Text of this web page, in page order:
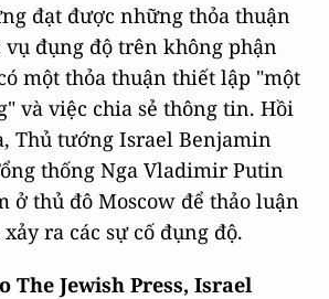
đạt được những thỏa thuận
đụng độ trên không phận
một thỏa thuận thiết lập "một
và việc chia sẻ thông tin. Hồi
Thủ tướng Israel Benjamin
thống Nga Vladimir Putin
ở thủ đô Moscow để thảo luận
ra các sự cố đụng độ.
The Jewish Press, Israel